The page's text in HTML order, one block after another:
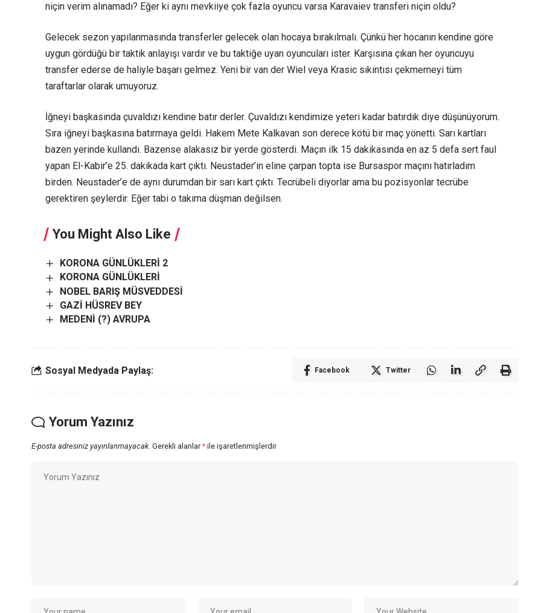
niçin verim alınamadı? Eğer ki aynı mevkiiye çok fazla oyuncu varsa Karavaiev transferi niçin oldu?
Gelecek sezon yapılanmasında transferler gelecek olan hocaya bırakılmalı. Çünkü her hocanın kendine göre
uygun gördüğü bir taktik anlayışı vardır ve bu taktiğe uyan oyuncuları ister. Karşısına çıkan her oyuncuyu
transfer ederse de haliyle başarı gelmez. Yeni bir van der Wiel veya Krasic sıkıntısı çekmemeyi tüm
taraftarlar olarak umuyoruz.
İğneyi başkasında çuvaldızı kendine batır derler. Çuvaldızı kendimize yeteri kadar batırdık diye düşünüyorum.
Sıra iğneyi başkasına batırmaya geldi. Hakem Mete Kalkavan son derece kötü bir maç yönetti. Sarı kartları
bazen yerinde kullandı. Bazense alakasız bir yerde gösterdi. Maçın ilk 15 dakikasında en az 5 defa sert faul
yapan El-Kabir’e 25. dakikada kart çıktı. Neustader’in eline çarpan topta ise Bursaspor maçını hatırladım
birden. Neustader’e de aynı durumdan bir sarı kart çıktı. Tecrübeli diyorlar ama bu pozisyonlar tecrübe
gerektiren şeylerdir. Eğer tabi o takıma düşman değilsen.
You Might Also Like
KORONA GÜNLÜKLERİ 2
KORONA GÜNLÜKLERİ
NOBEL BARIŞ MÜSVEDDESİ
GAZİ HÜSREV BEY
MEDENİ (?) AVRUPA
Sosyal Medyada Paylaş: Facebook Twitter
Yorum Yazınız
E-posta adresiniz yayınlanmayacak. Gerekli alanlar* ile işaretlenmişlerdir